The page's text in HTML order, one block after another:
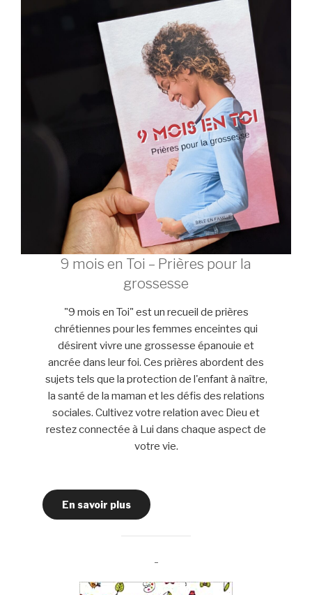
9 mois en Toi – Prières pour la
grossesse
"9 mois en Toi" est un recueil de prières
chrétiennes pour les femmes enceintes qui
désirent vivre une grossesse épanouie et
ancrée dans leur foi. Ces prières abordent des
sujets tels que la protection de l'enfant à naître,
la santé de la maman et les défis des relations
sociales. Cultivez votre relation avec Dieu et
restez connectée à Lui dans chaque aspect de
votre vie.
En savoir plus
-